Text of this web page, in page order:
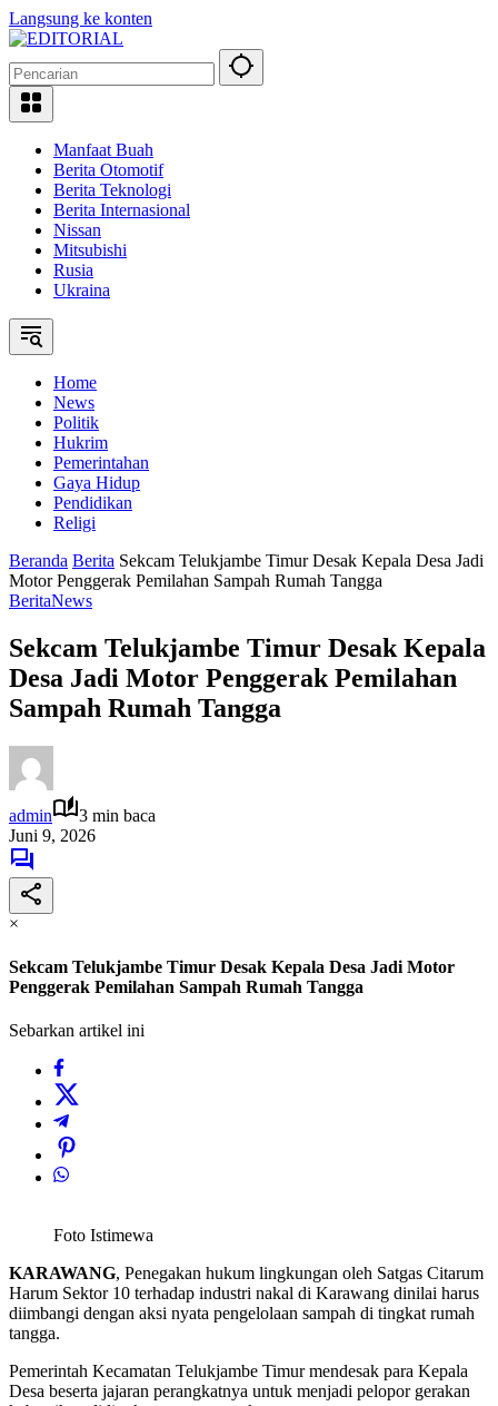
Langsung ke konten
Manfaat Buah
Berita Otomotif
Berita Teknologi
Berita Internasional
Nissan
Mitsubishi
Rusia
Ukraina
Home
News
Politik
Hukrim
Pemerintahan
Gaya Hidup
Pendidikan
Religi
Beranda Berita Sekcam Telukjambe Timur Desak Kepala Desa Jadi
Motor Penggerak Pemilahan Sampah Rumah Tangga
BeritaNews
Sekcam Telukjambe Timur Desak Kepala
Desa Jadi Motor Penggerak Pemilahan
Sampah Rumah Tangga
admin
3 min baca
Juni 9, 2026
×
Sekcam Telukjambe Timur Desak Kepala Desa Jadi Motor
Penggerak Pemilahan Sampah Rumah Tangga
Sebarkan artikel ini
Foto Istimewa
KARAWANG, Penegakan hukum lingkungan oleh Satgas Citarum
Harum Sektor 10 terhadap industri nakal di Karawang dinilai harus
diimbangi dengan aksi nyata pengelolaan sampah di tingkat rumah
tangga.
Pemerintah Kecamatan Telukjambe Timur mendesak para Kepala
Desa beserta jajaran perangkatnya untuk menjadi pelopor gerakan